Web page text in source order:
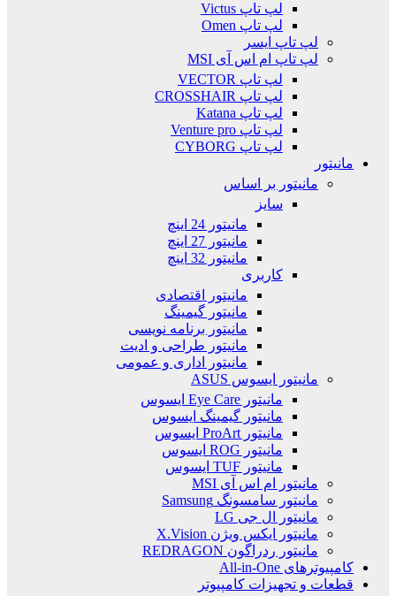
لپ تاپ Victus
لپ تاپ Omen
لپ تاپ ایسر
لپ تاپ ام اس آی MSI
لپ تاپ VECTOR
لپ تاپ CROSSHAIR
لپ تاپ Katana
لپ تاپ Venture pro
لپ تاپ CYBORG
مانیتور
مانیتور بر اساس
سایز
مانیتور 24 اینچ
مانیتور 27 اینچ
مانیتور 32 اینچ
کاربری
مانیتور اقتصادی
مانیتور گیمینگ
مانیتور برنامه نویسی
مانیتور طراحی و ادیت
مانیتور اداری و عمومی
مانیتور ایسوس ASUS
مانیتور Eye Care ایسوس
مانیتور گیمینگ ایسوس
مانیتور ProArt ایسوس
مانیتور ROG ایسوس
مانیتور TUF ایسوس
مانیتور ام اس آی MSI
مانیتور سامسونگ Samsung
مانیتور ال جی LG
مانیتور ایکس ویژن X.Vision
مانیتور ردراگون REDRAGON
کامپیوترهای All-in-One
قطعات و تجهیزات کامپیوتر